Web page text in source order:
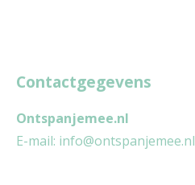
Contactgegevens
Ontspanjemee.nl
E-mail: info@ontspanjemee.nl